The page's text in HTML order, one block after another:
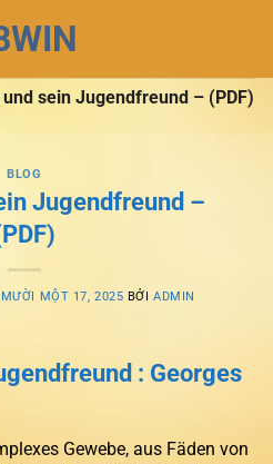
sein Jugendfreund – (PDF)
BLOG
Jugendfreund –
MỘT 17, 2025 BỞIADMIN
: Georges
Gewebe, aus Fäden von